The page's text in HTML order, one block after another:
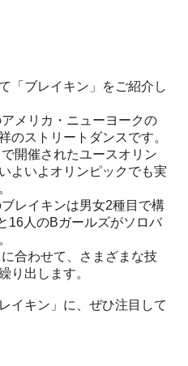
「ブレイキン」をご紹介し
メリカ・ニューヨークの
のストリートダンスです。
開催されたユースオリン
よいよオリンピックでも実
レイキンは男女2種目で構
16人のBガールズがソロバ
合わせて、さまざまな技
り出します。
イキン」に、ぜひ注目して